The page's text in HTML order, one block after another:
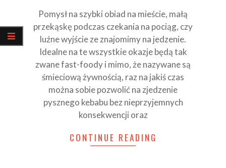
Pomysł na szybki obiad na mieście, małą
przekąskę podczas czekania na pociąg, czy
luźne wyjście ze znajomimy na jedzenie.
Idealne na te wszystkie okazje będą tak
zwane fast-foody i mimo, że nazywane są
śmieciową żywnością, raz na jakiś czas
można sobie pozwolić na zjedzenie
pysznego kebabu bez nieprzyjemnych
konsekwencji oraz
CONTINUE READING